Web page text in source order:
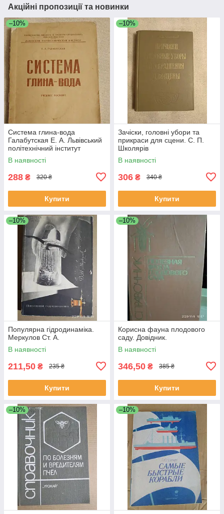
Акційні пропозиції та новинки
–10%
Система глина-вода
Галабутская Е. А. Львівський
політехнічний інститут
В наявності
288 ₴ 320 ₴
Купити
–10%
Зачіски, головні убори та
прикраси для сцени. С. П.
Школярів
В наявності
306 ₴ 340 ₴
Купити
–10%
Популярна гідродинаміка.
Меркулов Ст. А.
В наявності
211,50 ₴ 235 ₴
Купити
–10%
Корисна фауна плодового
саду. Довідник.
В наявності
346,50 ₴ 385 ₴
Купити
–10% –10%